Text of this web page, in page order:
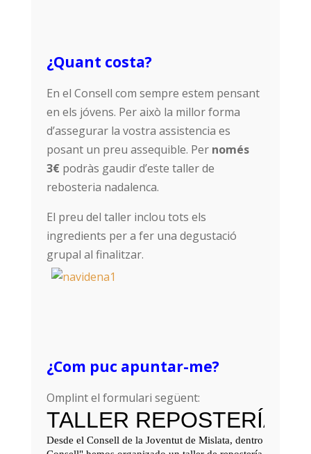
¿Quant costa?
En el Consell com sempre estem pensant
en els jóvens. Per això la millor forma
d’assegurar la vostra assistencia es
posant un preu assequible. Per només
3€ podràs gaudir d’este taller de
rebosteria nadalenca.
El preu del taller inclou tots els
ingredients per a fer una degustació
grupal al finalitzar.
¿Com puc apuntar-me?
Omplint el formulari següent: